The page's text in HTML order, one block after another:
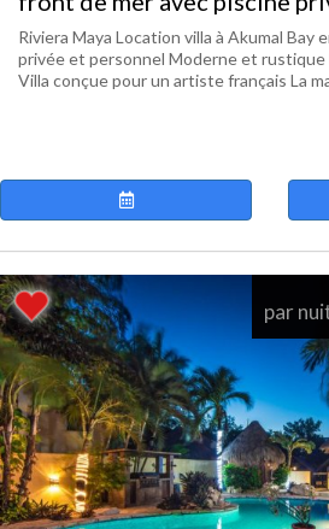
Riviera Maya Location villa à Akumal Bay
privée et personnel Moderne et rustique
Villa conçue pour un artiste français La
par